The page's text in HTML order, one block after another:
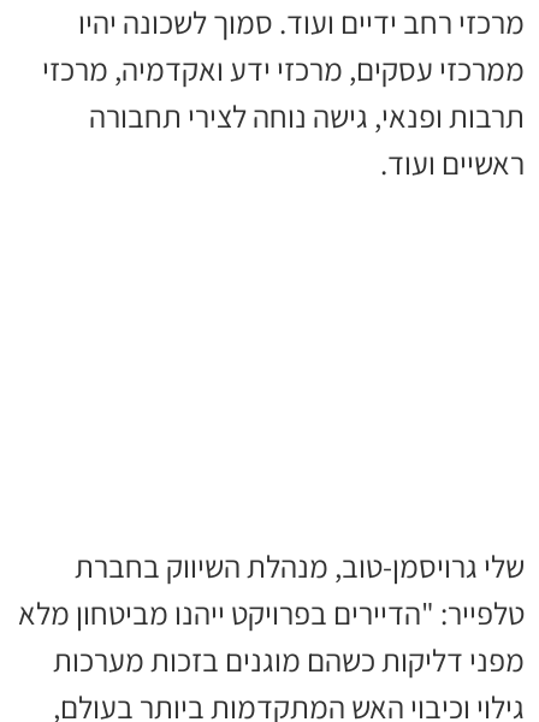
מרכזי רחב ידיים ועוד. סמוך לשכונה יהיו
ממרכזי עסקים, מרכזי ידע ואקדמיה, מרכזי
תרבות ופנאי, גישה נוחה לצירי תחבורה
ראשיים ועוד.
שלי גרויסמן-טוב, מנהלת השיווק בחברת
טלפייר: "הדיירים בפרויקט ייהנו מביטחון מלא
מפני דליקות כשהם מוגנים בזכות מערכות
גילוי וכיבוי האש המתקדמות ביותר בעולם,